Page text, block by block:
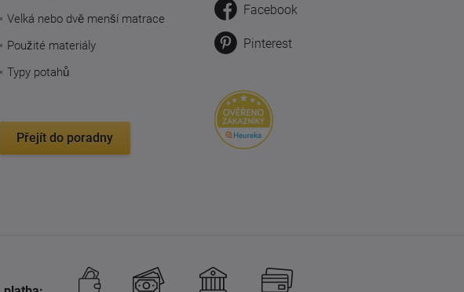
Velká nebo dvě menší matrace
Použité materiály
Typy potahů
Přejít do poradny
Facebook
Pinterest